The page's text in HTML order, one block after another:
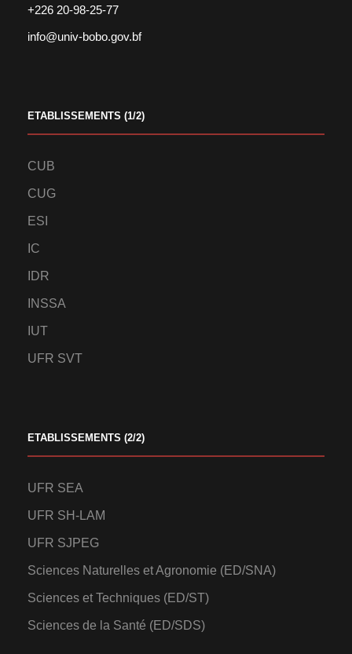
+226 20-98-25-77
info@univ-bobo.gov.bf
ETABLISSEMENTS (1/2)
CUB
CUG
ESI
IC
IDR
INSSA
IUT
UFR SVT
ETABLISSEMENTS (2/2)
UFR SEA
UFR SH-LAM
UFR SJPEG
Sciences Naturelles et Agronomie (ED/SNA)
Sciences et Techniques (ED/ST)
Sciences de la Santé (ED/SDS)